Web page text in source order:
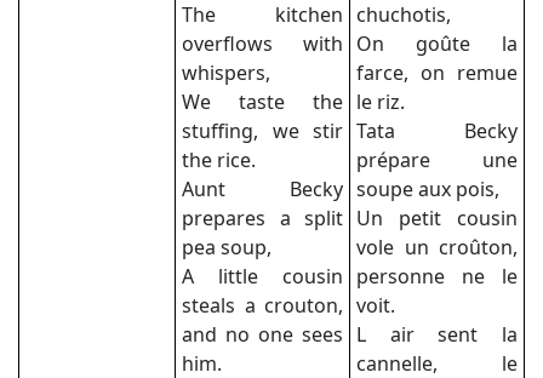
The kitchen
overflows with
whispers,
We taste the
stuffing, we stir
the rice.
Aunt Becky
prepares a split
pea soup,
A little cousin
steals a crouton,
and no one sees
him.
chuchotis,
On goûte la
farce, on remue
le riz.
Tata Becky
prépare une
soupe aux pois,
Un petit cousin
vole un croûton,
personne ne le
voit.
L air sent la
cannelle, le